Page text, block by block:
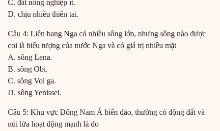
C. đất nông nghiệp ít.
D. chịu nhiều thiên tai.
Câu 4: Liên bang Nga có nhiều sông lớn, nhưng sông nào được
coi là biểu tượng của nước Nga và có giá trị nhiều mặt
A. sông Lena.
B. sông Obi.
C. sông Vol ga.
D. sông Yenissei.
Câu 5: Khu vực Đông Nam Á biển đảo, thường có động đất và
núi lửa hoạt động mạnh là do